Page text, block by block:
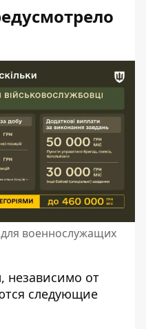
военнослужащих
независимо от
следующие